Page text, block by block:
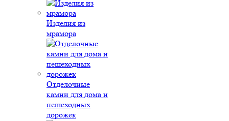
Изделия из
мрамора
Отделочные
камни для дома и
пешеходных
дорожек